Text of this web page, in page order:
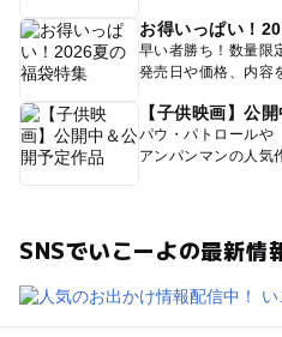
お得いっぱい！
早い者勝ち！数量限
発売日や価格、内容
【子供映画】公
パウ・パトロールや
アンパンマンの人気
SNSでいこーよの最新情